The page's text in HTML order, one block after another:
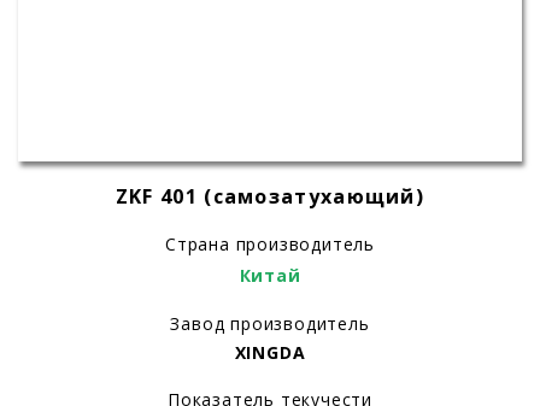
ZKF 401 (самозатухающий)
Страна производитель
Китай
Завод производитель
XINGDA
Показатель текучести